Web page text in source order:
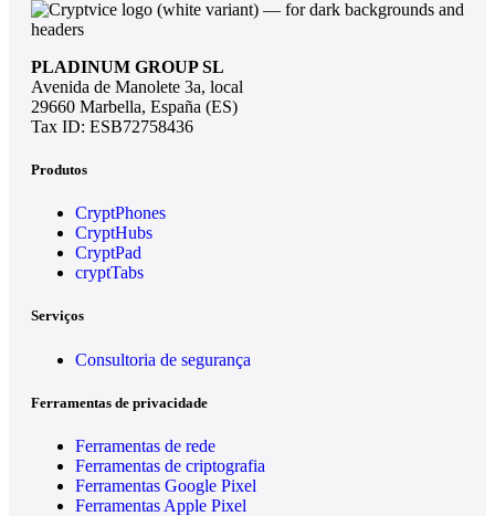
PLADINUM GROUP SL
Avenida de Manolete 3a, local
29660 Marbella, España (ES)
Tax ID: ESB72758436
Produtos
CryptPhones
CryptHubs
CryptPad
cryptTabs
Serviços
Consultoria de segurança
Ferramentas de privacidade
Ferramentas de rede
Ferramentas de criptografia
Ferramentas Google Pixel
Ferramentas Apple Pixel